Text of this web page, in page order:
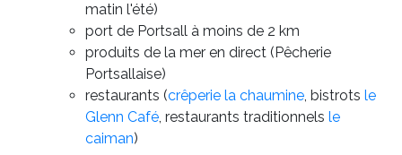
matin l'été)
port de Portsall à moins de 2 km
produits de la mer en direct (Pêcherie
Portsallaise)
restaurants (crêperie la chaumine, bistrots le
Glenn Café, restaurants traditionnels le
caiman)